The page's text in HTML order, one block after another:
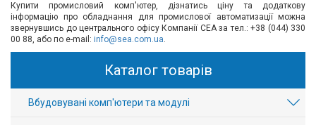
Купити промисловий комп'ютер, дізнатись ціну та додаткову
інформацію про обладнання для промислової автоматизації можна
звернувшись до центрального офісу Компанії СЕА за тел.: +38 (044) 330
00 88, або по e-mail: info@sea.com.ua.
Каталог товарів
Вбудовувані комп'ютери та модулі